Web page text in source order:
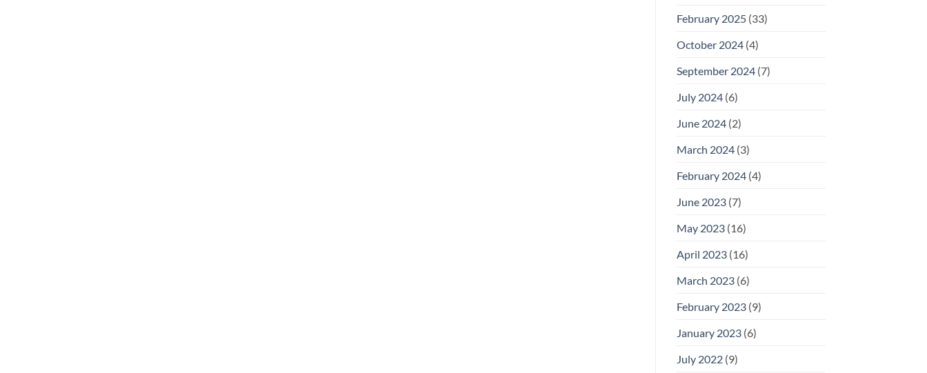
February 2025(33)
October 2024(4)
September 2024(7)
July 2024(6)
June 2024(2)
March 2024(3)
February 2024(4)
June 2023(7)
May 2023(16)
April 2023(16)
March 2023(6)
February 2023(9)
January 2023(6)
July 2022(9)